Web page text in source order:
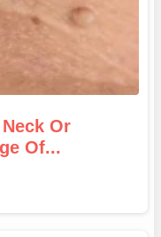
Or
Of...